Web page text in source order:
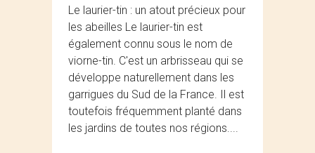
Le laurier-tin : un atout précieux pour
les abeilles Le laurier-tin est
également connu sous le nom de
viorne-tin. C'est un arbrisseau qui se
développe naturellement dans les
garrigues du Sud de la France. Il est
toutefois fréquemment planté dans
les jardins de toutes nos régions....